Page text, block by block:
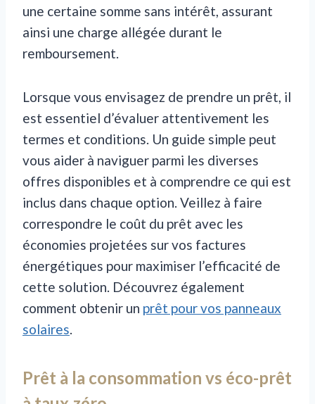
une certaine somme sans intérêt, assurant
ainsi une charge allégée durant le
remboursement.
Lorsque vous envisagez de prendre un prêt, il
est essentiel d’évaluer attentivement les
termes et conditions. Un guide simple peut
vous aider à naviguer parmi les diverses
offres disponibles et à comprendre ce qui est
inclus dans chaque option. Veillez à faire
correspondre le coût du prêt avec les
économies projetées sur vos factures
énergétiques pour maximiser l’efficacité de
cette solution. Découvrez également
comment obtenir un prêt pour vos panneaux
solaires.
Prêt à la consommation vs éco-prêt